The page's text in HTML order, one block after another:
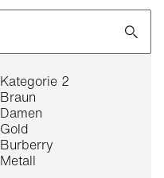
Kategorie 2
Braun
Damen
Gold
Burberry
Metall